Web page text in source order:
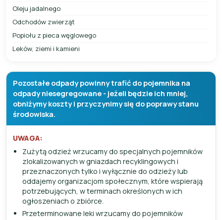
Oleju jadalnego
Odchodów zwierząt
Popiołu z pieca węglowego
Leków, ziemi i kamieni
Pozostałe odpady powinny trafić do pojemnika na
odpady niesegregowane - jeżeli będzie ich mniej,
obniżymy koszty i przyczynimy się do poprawy stanu
środowiska.
UWAGA:
Zużytą odzież wrzucamy do specjalnych pojemników
zlokalizowanych w gniazdach recyklingowych i
przeznaczonych tylko i wyłącznie do odzieży lub
oddajemy organizacjom społecznym, które wspierają
potrzebujących, w terminach określonych w ich
ogłoszeniach o zbiórce.
Przeterminowane leki wrzucamy do pojemników